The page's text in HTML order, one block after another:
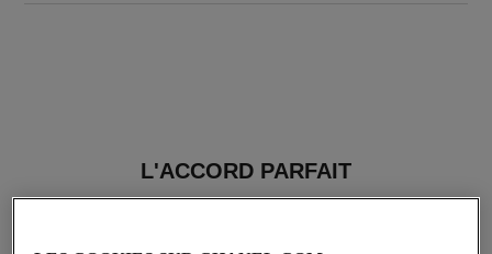
L'ACCORD PARFAIT